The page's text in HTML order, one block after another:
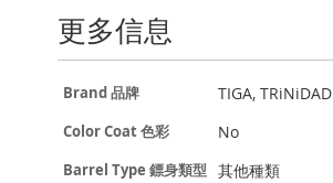
更多信息
更
信
Brand 品牌 TIGA, TRiNiDAD
Color Coat 色彩 No
Barrel Type 鏢身類型 其他種類